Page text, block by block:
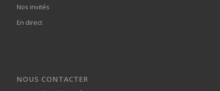
Nos invités
En direct
NOUS CONTACTER